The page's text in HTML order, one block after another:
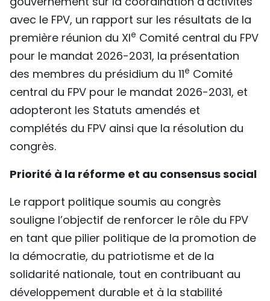
avec le FPV, un rapport sur les résultats de la
première réunion du XIe Comité central du FPV
pour le mandat 2026-2031, la présentation
des membres du présidium du 11e Comité
central du FPV pour le mandat 2026-2031, et
adopteront les Statuts amendés et
complétés du FPV ainsi que la résolution du
congrès.
Priorité à la réforme et au consensus social
Le rapport politique soumis au congrès
souligne l’objectif de renforcer le rôle du FPV
en tant que pilier politique de la promotion de
la démocratie, du patriotisme et de la
solidarité nationale, tout en contribuant au
développement durable et à la stabilité